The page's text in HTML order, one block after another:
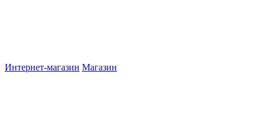
Интернет-магазин Магазин